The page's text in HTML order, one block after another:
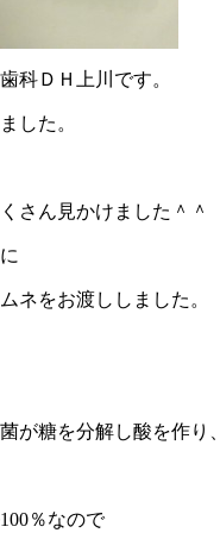
科ＤＨ上川です。
した。
さん見かけました＾＾
ネをお渡ししました。
が糖を分解し酸を作り、
％なので